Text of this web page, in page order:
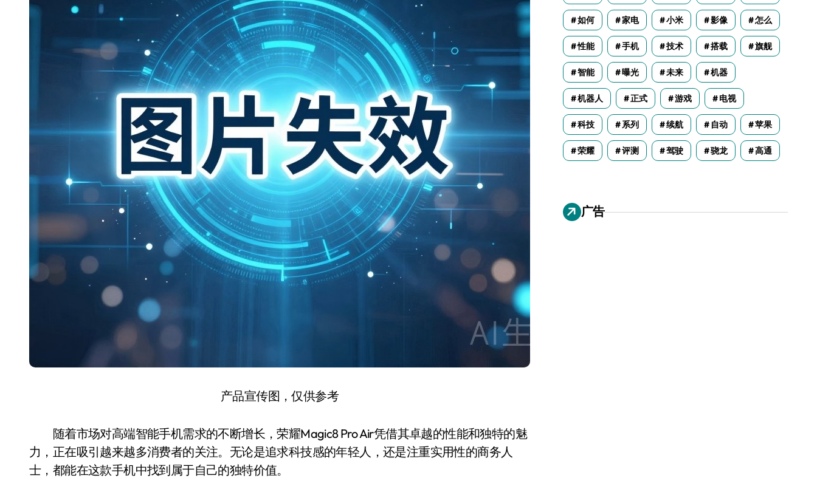
产品宣传图，仅供参考
随着市场对高端智能手机需求的不断增长，荣耀Magic8 Pro Air凭借其卓越的性能和独特的魅
力，正在吸引越来越多消费者的关注。无论是追求科技感的年轻人，还是注重实用性的商务人
士，都能在这款手机中找到属于自己的独特价值。
如何 家电 小米 影像 怎么
性能 手机 技术 搭载 旗舰
智能 曝光 未来 机器
机器人 正式 游戏 电视
科技 系列 续航 自动 苹果
荣耀 评测 驾驶 骁龙 高通
广告